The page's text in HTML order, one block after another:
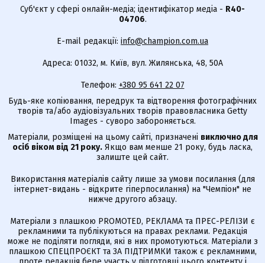
Суб'єкт у сфері онлайн-медіа; ідентифікатор медіа - R40-
04706.
E-mail редакції: info@champion.com.ua
Адреса: 01032, м. Київ, вул. Жилянська, 48, 50А
Телефон: +380 95 641 22 07
Будь-яке копіювання, передрук та відтворення фотографічних
творів та/або аудіовізуальних творів правовласника Getty
Images - суворо забороняється.
Матеріали, розміщені на цьому сайті, призначені виключно для
осіб віком від 21 року. Якщо вам менше 21 року, будь ласка,
залиште цей сайт.
Використання матеріалів сайту лише за умови посилання (для
інтернет-видань - відкрите гіперпосилання) на "Чемпіон" не
нижче другого абзацу.
Матеріали з плашкою PROMOTED, РЕКЛАМА та ПРЕС-РЕЛІЗИ є
рекламними та публікуються на правах реклами. Редакція
може не поділяти погляди, які в них промотуються. Матеріали з
плашкою СПЕЦПРОЄКТ та ЗА ПІДТРИМКИ також є рекламними,